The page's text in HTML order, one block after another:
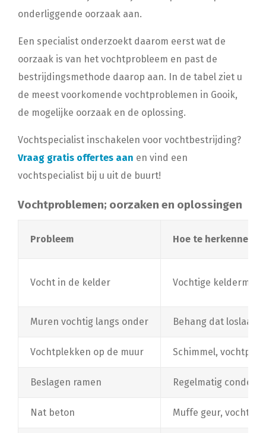
onderliggende oorzaak aan.
Een specialist onderzoekt daarom eerst wat de
oorzaak is van het vochtprobleem en past de
bestrijdingsmethode daarop aan. In de tabel ziet u
de meest voorkomende vochtproblemen in Gooik,
de mogelijke oorzaak en de oplossing.
Vochtspecialist inschakelen voor vochtbestrijding?
Vraag gratis offertes aan en vind een
vochtspecialist bij u uit de buurt!
Vochtproblemen; oorzaken en oplossingen
Probleem Hoe te herkennen?
Vocht in de kelder Vochtige
Muren vochtig langs onder Behang dat loslaat,
Vochtplekken op de muur Schimmel,
Beslagen ramen Regelmatig
Nat beton Muffe geur,